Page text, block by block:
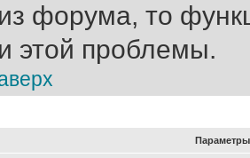
форума, то
этой проблемы.
Параметры